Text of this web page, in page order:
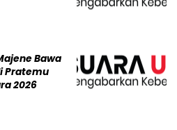
Bawa
Pratemu
2026